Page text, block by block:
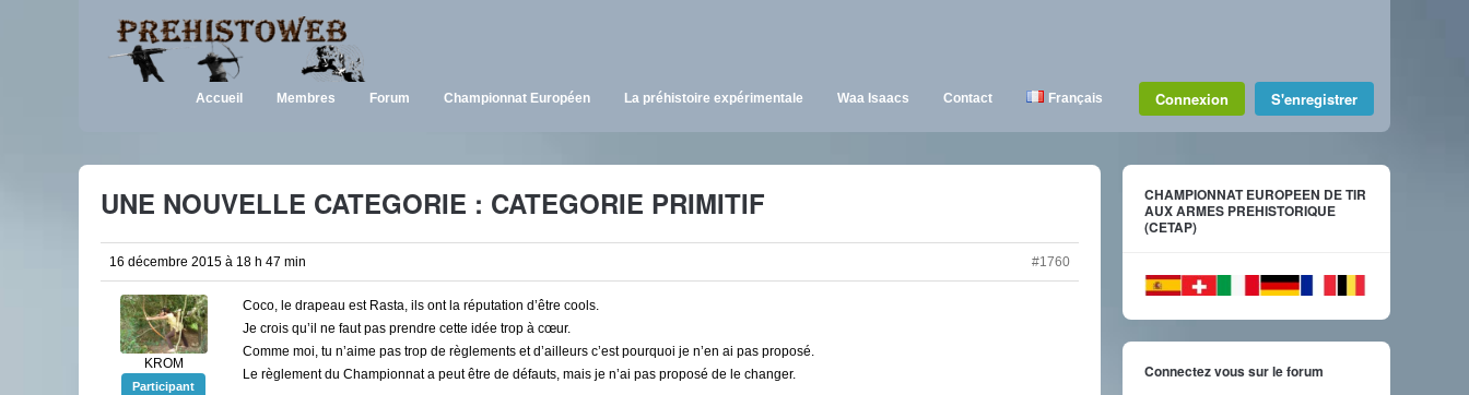
Accueil Membres Forum Championnat Européen La préhistoire expérimentale Waa Isaacs Contact Français Connexion S'enregistrer
UNE NOUVELLE CATEGORIE : CATEGORIE PRIMITIF
16 décembre 2015 à 18 h 47 min #1760
KROM
Participant
Coco, le drapeau est Rasta, ils ont la réputation d’être cools.
Je crois qu’il ne faut pas prendre cette idée trop à cœur.
Comme moi, tu n’aime pas trop de règlements et d’ailleurs c’est pourquoi je n’en ai pas proposé.
Le règlement du Championnat a peut être de défauts, mais je n’ai pas proposé de le changer.
CHAMPIONNAT EUROPEEN DE TIR
AUX ARMES PREHISTORIQUE
(CETAP)
Connectez vous sur le forum